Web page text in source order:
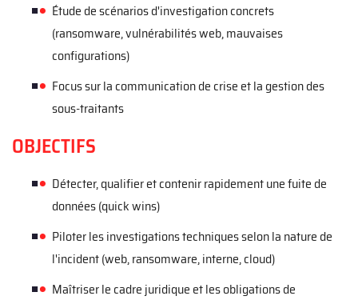
Étude de scénarios d'investigation concrets
(ransomware, vulnérabilités web, mauvaises
configurations)
Focus sur la communication de crise et la gestion des
sous-traitants
OBJECTIFS
Détecter, qualifier et contenir rapidement une fuite de
données (quick wins)
Piloter les investigations techniques selon la nature de
l'incident (web, ransomware, interne, cloud)
Maîtriser le cadre juridique et les obligations de